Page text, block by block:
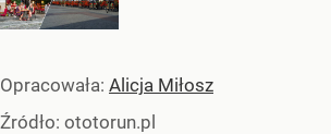
Opracowała: Alicja Miłosz
Źródło: ototorun.pl